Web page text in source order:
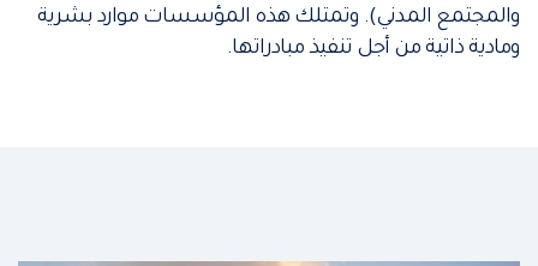
والمجتمع المدني). وتمتلك هذه المؤسسات موارد بشرية
ومادية ذاتية من أجل تنفيذ مبادراتها.